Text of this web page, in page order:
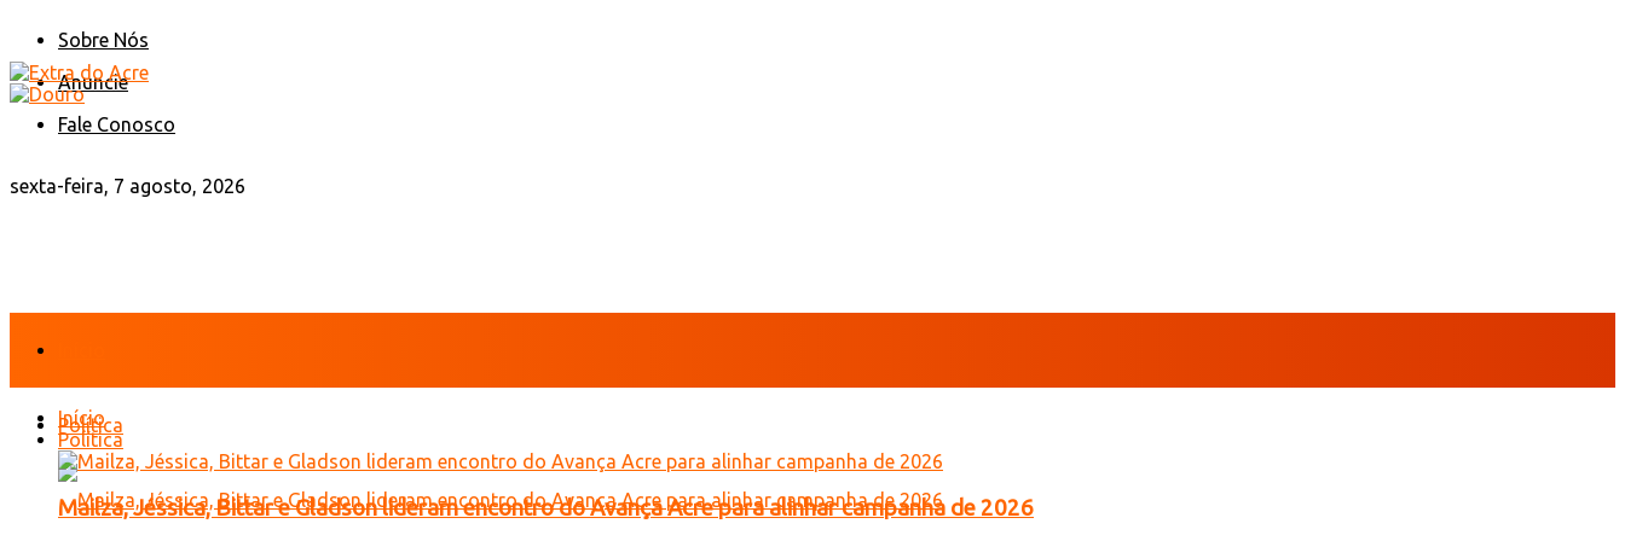
Sobre Nós
Anuncie
Fale Conosco
sexta-feira, 7 agosto, 2026
Política
Início
Política
Mailza, Jéssica, Bittar e Gladson lideram encontro do Avança Acre para alinhar campanha de 2026